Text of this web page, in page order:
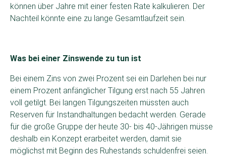
können über Jahre mit einer festen Rate kalkulieren. Der
Nachteil könnte eine zu lange Gesamtlaufzeit sein.
Was bei einer Zinswende zu tun ist
Bei einem Zins von zwei Prozent sei ein Darlehen bei nur
einem Prozent anfänglicher Tilgung erst nach 55 Jahren
voll getilgt. Bei langen Tilgungszeiten müssten auch
Reserven für Instandhaltungen bedacht werden. Gerade
für die große Gruppe der heute 30- bis 40-Jährigen müsse
deshalb ein Konzept erarbeitet werden, damit sie
möglichst mit Beginn des Ruhestands schuldenfrei seien.